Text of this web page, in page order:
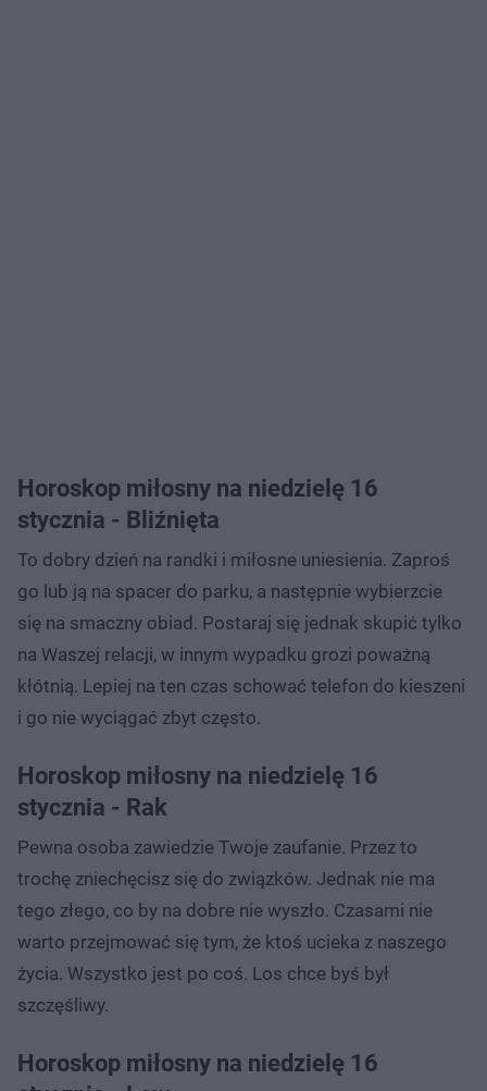
Horoskop miłosny na niedzielę 16
stycznia - Bliźnięta
To dobry dzień na randki i miłosne uniesienia. Zaproś
go lub ją na spacer do parku, a następnie wybierzcie
się na smaczny obiad. Postaraj się jednak skupić tylko
na Waszej relacji, w innym wypadku grozi poważną
kłótnią. Lepiej na ten czas schować telefon do kieszeni
i go nie wyciągać zbyt często.
Horoskop miłosny na niedzielę 16
stycznia - Rak
Pewna osoba zawiedzie Twoje zaufanie. Przez to
trochę zniechęcisz się do związków. Jednak nie ma
tego złego, co by na dobre nie wyszło. Czasami nie
warto przejmować się tym, że ktoś ucieka z naszego
życia. Wszystko jest po coś. Los chce byś był
szczęśliwy.
Horoskop miłosny na niedzielę 16